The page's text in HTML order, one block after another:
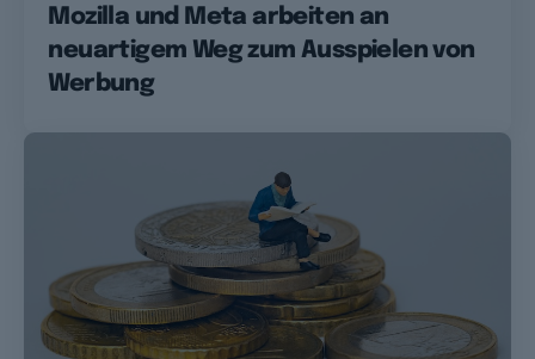
Mozilla und Meta arbeiten an
neuartigem Weg zum Ausspielen von
Werbung